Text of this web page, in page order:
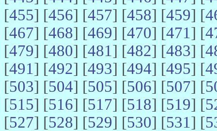
[455] [456] [457] [458] [459] [
[467] [468] [469] [470] [471] [
[479] [480] [481] [482] [483] [
[491] [492] [493] [494] [495] [
[503] [504] [505] [506] [507] [
[515] [516] [517] [518] [519] [
[527] [528] [529] [530] [531] [